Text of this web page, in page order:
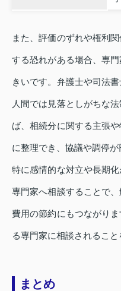
また、評価のずれや権利
する恐れがある場合、専
きいです。弁護士や司法
人間では見落としがちな
ば、相続分に関する主張
に整理でき、協議や調停が
特に感情的な対立や長期
専門家へ相談することで
費用の節約にもつながり
る専門家に相談されること
まとめ